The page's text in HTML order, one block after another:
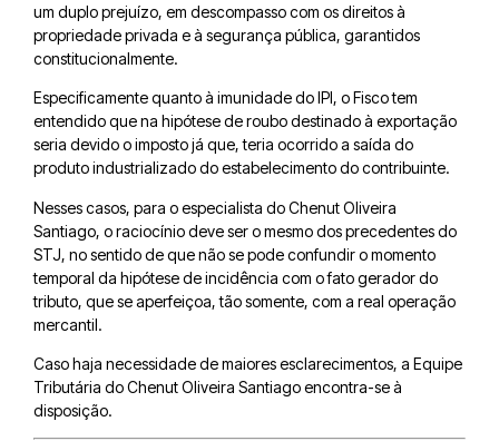
um duplo prejuízo, em descompasso com os direitos à
propriedade privada e à segurança pública, garantidos
constitucionalmente.
Especificamente quanto à imunidade do IPI, o Fisco tem
entendido que na hipótese de roubo destinado à exportação
seria devido o imposto já que, teria ocorrido a saída do
produto industrializado do estabelecimento do contribuinte.
Nesses casos, para o especialista do Chenut Oliveira
Santiago, o raciocínio deve ser o mesmo dos precedentes do
STJ, no sentido de que não se pode confundir o momento
temporal da hipótese de incidência com o fato gerador do
tributo, que se aperfeiçoa, tão somente, com a real operação
mercantil.
Caso haja necessidade de maiores esclarecimentos, a Equipe
Tributária do Chenut Oliveira Santiago encontra-se à
disposição.